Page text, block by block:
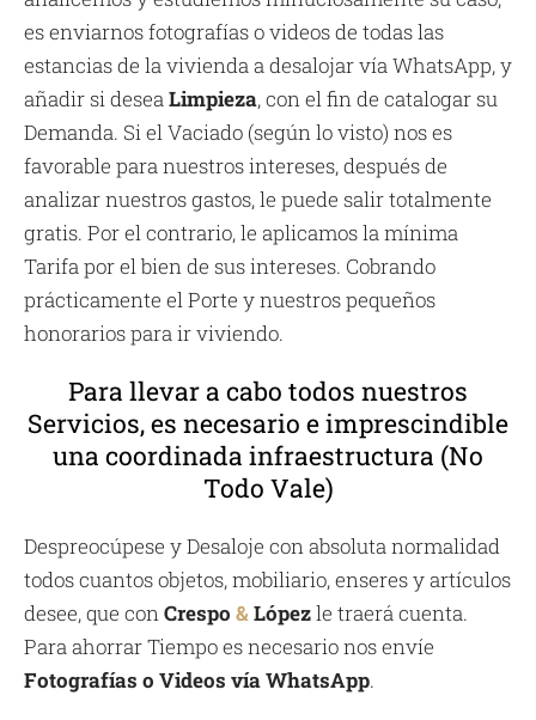
es enviarnos fotografías o videos de todas las
estancias de la vivienda a desalojar vía WhatsApp, y
añadir si deseaLimpieza, con el fin de catalogar su
Demanda. Si el Vaciado (según lo visto) nos es
favorable para nuestros intereses, después de
analizar nuestros gastos, le puede salir totalmente
gratis. Por el contrario, le aplicamos la mínima
Tarifa por el bien de sus intereses. Cobrando
prácticamente el Porte y nuestros pequeños
honorarios para ir viviendo.
Para llevar a cabo todos nuestros
Servicios, es necesario e imprescindible
una coordinada infraestructura (No
Todo Vale)
Despreocúpese y Desaloje con absoluta normalidad
todos cuantos objetos, mobiliario, enseres y artículos
desee, que conCrespo &Lópezle traerá cuenta.
Para ahorrar Tiempo es necesario nos envíe
Fotografías o Videos vía WhatsApp.